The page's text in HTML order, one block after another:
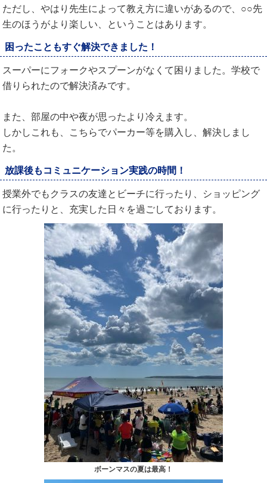
ただし、やはり先生によって教え方に違いがあるので、○○先
生のほうがより楽しい、ということはあります。
困ったこともすぐ解決できました！
スーパーにフォークやスプーンがなくて困りました。学校で
借りられたので解決済みです。
また、部屋の中や夜が思ったより冷えます。
しかしこれも、こちらでパーカー等を購入し、解決しまし
た。
放課後もコミュニケーション実践の時間！
授業外でもクラスの友達とビーチに行ったり、ショッピング
に行ったりと、充実した日々を過ごしております。
ボーンマスの夏は最高！